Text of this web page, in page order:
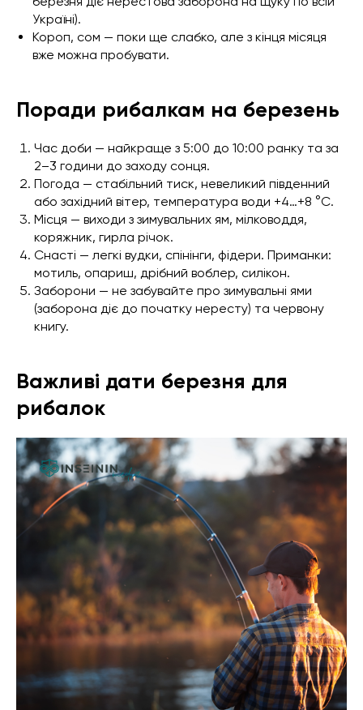
Україні).
Короп, сом — поки ще слабко, але з кінця місяця
вже можна пробувати.
Поради рибалкам на березень
Час доби — найкраще з 5:00 до 10:00 ранку та за
2–3 години до заходу сонця.
Погода — стабільний тиск, невеликий південний
або західний вітер, температура води +4…+8 °C.
Місця — виходи з зимувальних ям, мілководдя,
коряжник, гирла річок.
Снасті — легкі вудки, спінінги, фідери. Приманки:
мотиль, опариш, дрібний воблер, силікон.
Заборони — не забувайте про зимувальні ями
(заборона діє до початку нересту) та червону
книгу.
Важливі дати березня для
рибалок